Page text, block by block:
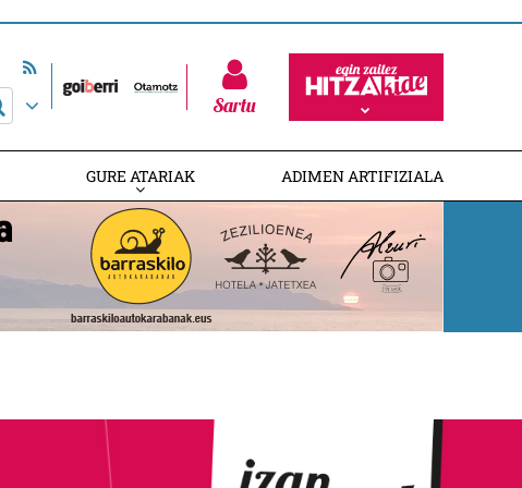
Sartu
GURE ATARIAK ADIMEN ARTIFIZIALA